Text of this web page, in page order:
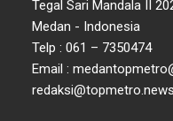
Tegal Sari Mandala II
Medan - Indonesia
Telp : 061 – 7350474
Email :
redaksi@topmetro.news